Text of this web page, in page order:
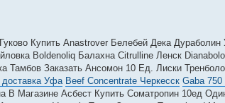
Купить Anastrover Белебей Дека
Boldenoliq Балахна Citrulline Ленск
Тамбов Заказать Ансомон 10 Ед. Лиски
доставка Уфа Beef Concentrate Черкесск Gaba
В Магазине Асбест Купить Cоматропин 10ед